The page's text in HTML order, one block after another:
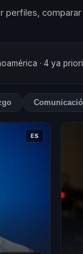
perfiles,
· 4 ya
ES